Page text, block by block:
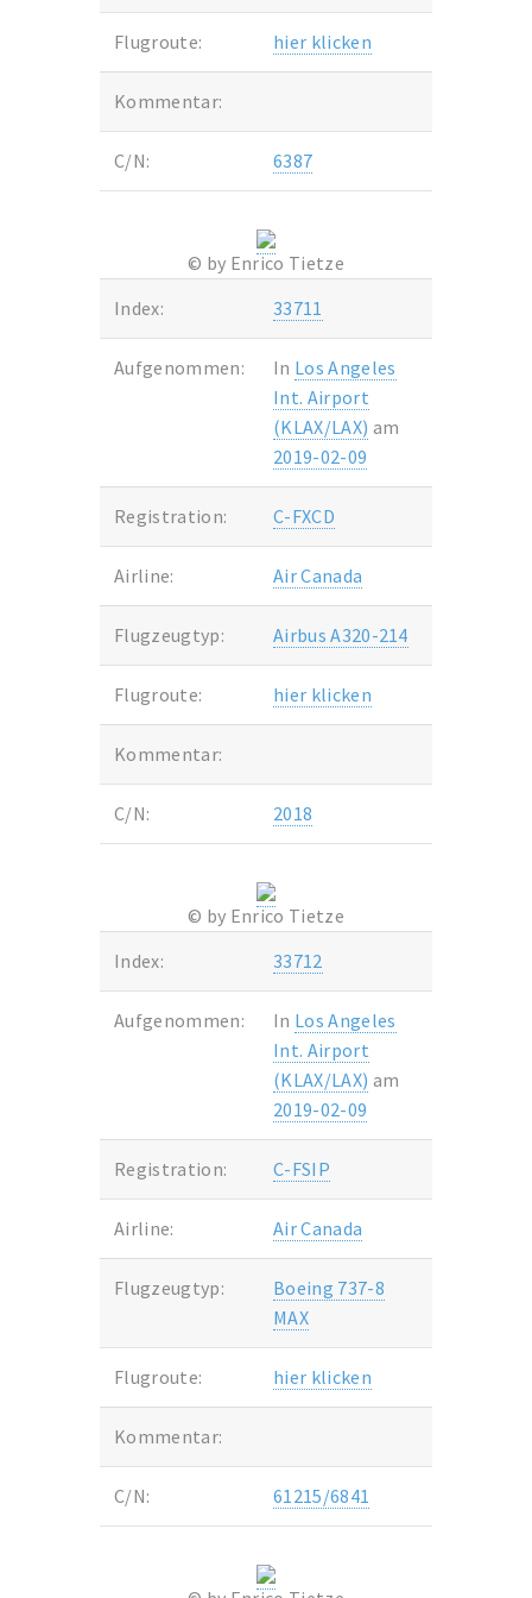
Flugroute: hier klicken
Kommentar:
C/N: 6387
© by Enrico Tietze
Index:
33711
Aufgenommen: In Los Angeles
Int. Airport
(KLAX/LAX) am
2019-02-09
Registration: C-FXCD
Airline: Air Canada
Flugzeugtyp: Airbus A320-214
Flugroute: hier klicken
Kommentar:
C/N: 2018
© by Enrico Tietze
Index:
33712
Aufgenommen: In Los Angeles
Int. Airport
(KLAX/LAX) am
2019-02-09
Registration: C-FSIP
Airline: Air Canada
Flugzeugtyp:
Boeing 737-8
MAX
Flugroute: hier klicken
Kommentar:
C/N: 61215/6841